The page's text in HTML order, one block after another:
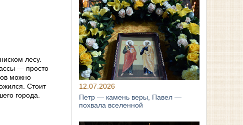
лесу.
— просто
можно
Стоит
города.
12.07.2026
Петр — камень веры, Павел —
похвала вселенной